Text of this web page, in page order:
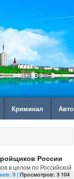
Криминал Авто
России
в целом по Российской
0 |Просмотров: 3 104